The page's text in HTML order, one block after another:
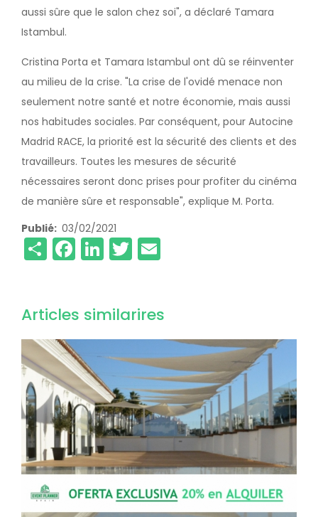
aussi sûre que le salon chez soi", a déclaré Tamara
Istambul.
Cristina Porta et Tamara Istambul ont dû se réinventer
au milieu de la crise. "La crise de l'ovidé menace non
seulement notre santé et notre économie, mais aussi
nos habitudes sociales. Par conséquent, pour Autocine
Madrid RACE, la priorité est la sécurité des clients et des
travailleurs. Toutes les mesures de sécurité
nécessaires seront donc prises pour profiter du cinéma
de manière sûre et responsable", explique M. Porta.
Publié 03/02/2021
ShareFacebook
LinkedIn
Twitter
Articles similarires